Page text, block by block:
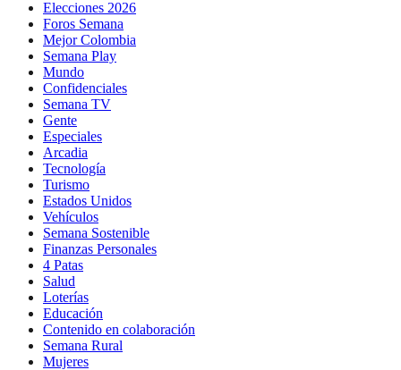
Elecciones 2026
Foros Semana
Mejor Colombia
Semana Play
Mundo
Confidenciales
Semana TV
Gente
Especiales
Arcadia
Tecnología
Turismo
Estados Unidos
Vehículos
Semana Sostenible
Finanzas Personales
4 Patas
Salud
Loterías
Educación
Contenido en colaboración
Semana Rural
Mujeres